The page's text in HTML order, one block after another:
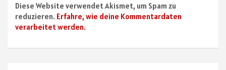
Diese Website verwendet Akismet, um Spam zu
reduzieren. Erfahre, wie deine Kommentardaten
verarbeitet werden.